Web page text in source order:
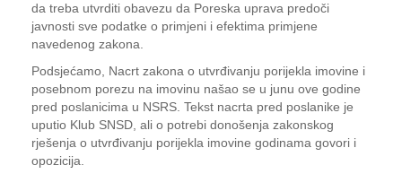
da treba utvrditi obavezu da Poreska uprava predoči
javnosti sve podatke o primjeni i efektima primjene
navedenog zakona.
Podsjećamo, Nacrt zakona o utvrđivanju porijekla imovine i
posebnom porezu na imovinu našao se u junu ove godine
pred poslanicima u NSRS. Tekst nacrta pred poslanike je
uputio Klub SNSD, ali o potrebi donošenja zakonskog
rješenja o utvrđivanju porijekla imovine godinama govori i
opozicija.